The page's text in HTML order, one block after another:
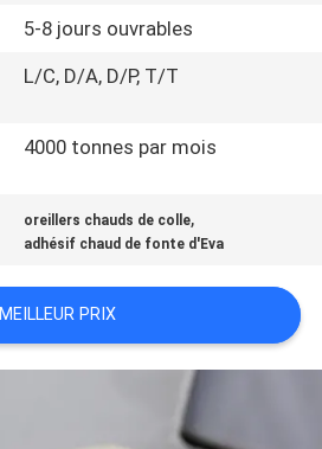
5-8 jours ouvrables
L/C, D/A, D/P, T/T
4000 tonnes par mois
oreillers chauds de colle,
adhésif chaud de fonte d'Eva
MEILLEUR PRIX